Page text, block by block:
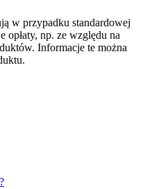
w przypadku standardowej
opłaty, np. ze względu na
Informacje te można